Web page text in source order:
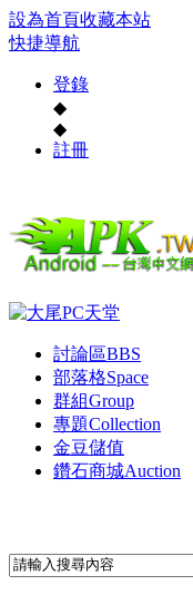
設為首頁收藏本站
快捷導航
登錄
◆
◆
註冊
討論區BBS
部落格Space
群組Group
專題Collection
金豆儲值
鑽石商城Auction